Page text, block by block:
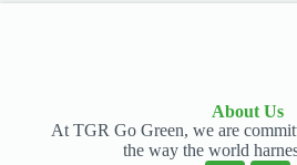
About Us
At TGR Go Green, we are
the way the world